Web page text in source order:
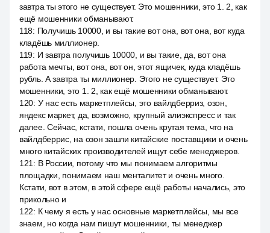
завтра ты этого не существует. Это мошенники, это 1. 2, как
ещё мошенники обманывают.
118: Получишь 10000, и вы такие вот она, вот она, вот куда
кладёшь миллионер.
119: И завтра получишь 10000, и вы такие, да, вот она
работа мечты, вот она, вот он, этот ящичек, куда кладёшь
рубль. А завтра ты миллионер. Этого не существует. Это
мошенники, это 1. 2, как ещё мошенники обманывают.
120: У нас есть маркетплейсы, это вайлдберриз, озон,
яндекс маркет, да, возможно, крупный алиэкспресс и так
далее. Сейчас, кстати, пошла очень крутая тема, что на
вайлдберрис, на озон зашли китайские поставщики и очень
много китайских производителей ищут себе менеджеров.
121 : В России, потому что мы понимаем алгоритмы
площадки, понимаем наш менталитет и очень много.
Кстати, вот в этом, в этой сфере ещё работы начались, это
прикольно и
122: К чему я есть у нас основные маркетплейсы, мы все
знаем, но когда нам пишут мошенники, ты менеджер